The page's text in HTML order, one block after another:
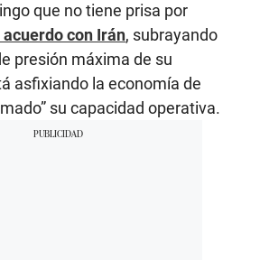
que no tiene prisa por
acuerdo con Irán, subrayando
presión máxima de su
asfixiando la economía de
su capacidad operativa.